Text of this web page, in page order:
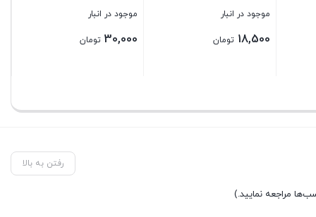
موجود در انبار
18,500 تومان
موجود در انبار
30,000 تومان
رفتن به بالا